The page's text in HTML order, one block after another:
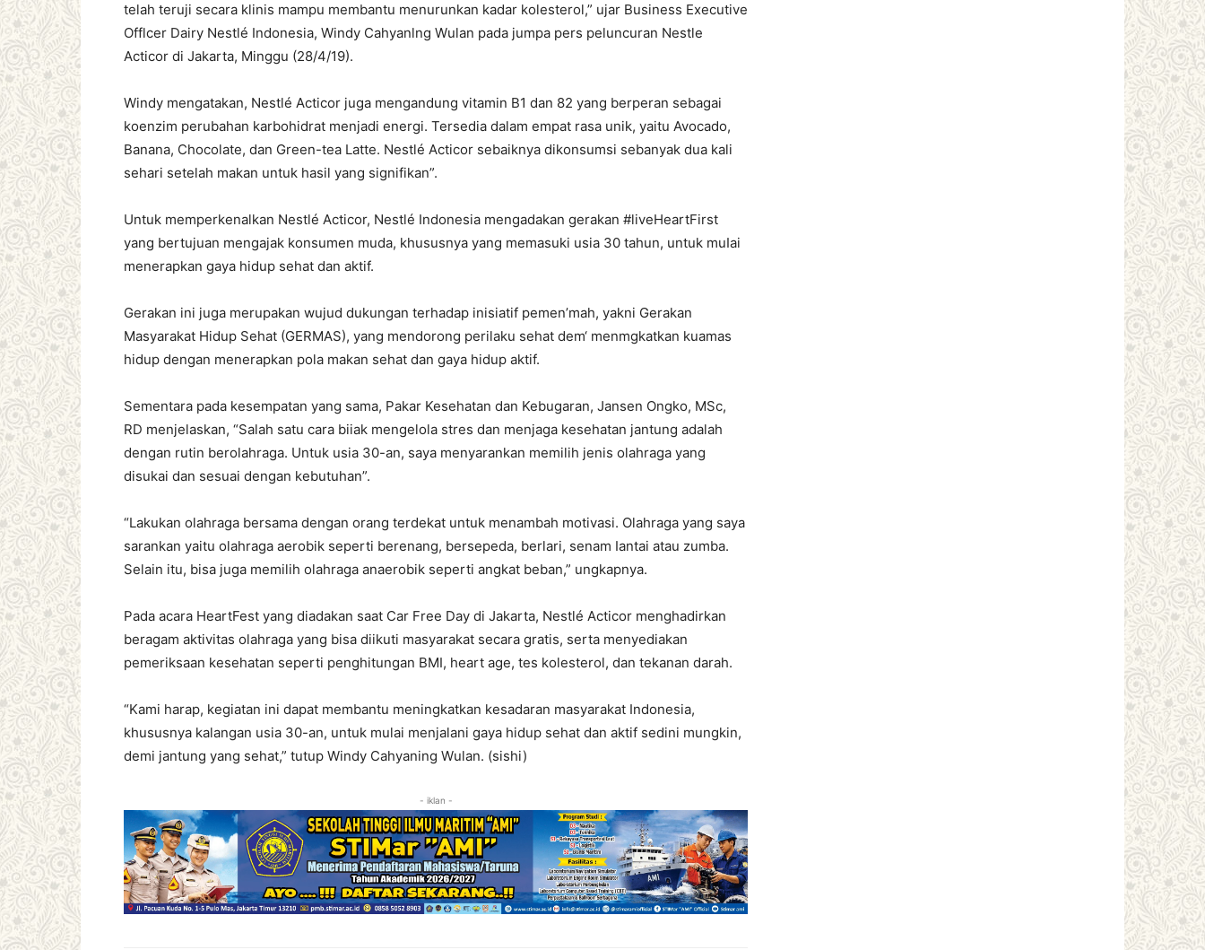
telah teruji secara klinis mampu membantu menurunkan kadar kolesterol,” ujar Business Executive
Offlcer Dairy Nestlé Indonesia, Windy Cahyanlng Wulan pada jumpa pers peluncuran Nestle
Acticor di Jakarta, Minggu (28/4/19).
Windy mengatakan, Nestlé Acticor juga mengandung vitamin B1 dan 82 yang berperan sebagai
koenzim perubahan karbohidrat menjadi energi. Tersedia dalam empat rasa unik, yaitu Avocado,
Banana, Chocolate, dan Green-tea Latte. Nestlé Acticor sebaiknya dikonsumsi sebanyak dua kali
sehari setelah makan untuk hasil yang signifikan”.
Untuk memperkenalkan Nestlé Acticor, Nestlé Indonesia mengadakan gerakan #liveHeartFirst
yang bertujuan mengajak konsumen muda, khususnya yang memasuki usia 30 tahun, untuk muIai
menerapkan gaya hidup sehat dan aktif.
Gerakan ini juga merupakan wujud dukungan terhadap inisiatif pemen’mah, yakni Gerakan
Masyarakat Hidup Sehat (GERMAS), yang mendorong perilaku sehat dem‘ menmgkatkan kuamas
hidup dengan menerapkan pola makan sehat dan gaya hidup aktif.
Sementara pada kesempatan yang sama, Pakar Kesehatan dan Kebugaran, Jansen Ongko, MSc,
RD menjelaskan, “Salah satu cara biiak mengelola stres dan menjaga kesehatan jantung adalah
dengan rutin berolahraga. Untuk usia 30-an, saya menyarankan memilih jenis olahraga yang
disukai dan sesuai dengan kebutuhan”.
“Lakukan olahraga bersama dengan orang terdekat untuk menambah motivasi. Olahraga yang saya
sarankan yaitu olahraga aerobik seperti berenang, bersepeda, berlari, senam Iantai atau zumba.
Selain itu, bisa juga memilih olahraga anaerobik seperti angkat beban,” ungkapnya.
Pada acara HeartFest yang diadakan saat Car Free Day di Jakarta, Nestlé Acticor menghadirkan
beragam aktivitas olahraga yang bisa diikuti masyarakat secara gratis, serta menyediakan
pemeriksaan kesehatan seperti penghitungan BMI, heart age, tes kolesterol, dan tekanan darah.
“Kami harap, kegiatan ini dapat membantu meningkatkan kesadaran masyarakat Indonesia,
khususnya kalangan usia 30-an, untuk mulai menjalani gaya hidup sehat dan aktif sedini mungkin,
demi jantung yang sehat,” tutup Windy Cahyaning Wulan. (sishi)
- iklan -